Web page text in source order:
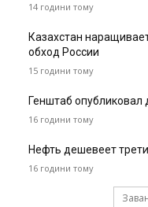
14 години тому
Казахстан
обход России
15 години тому
Генштаб
16 години тому
Нефть дешевеет
16 години тому